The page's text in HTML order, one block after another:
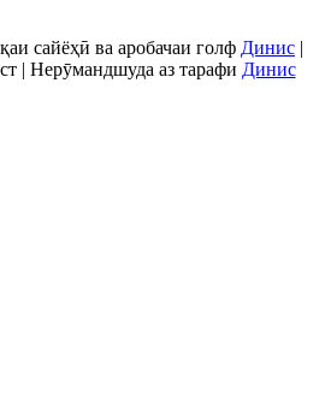
сайёҳӣ ва аробачаи голф Динис |
| Нерӯмандшуда аз тарафи Динис